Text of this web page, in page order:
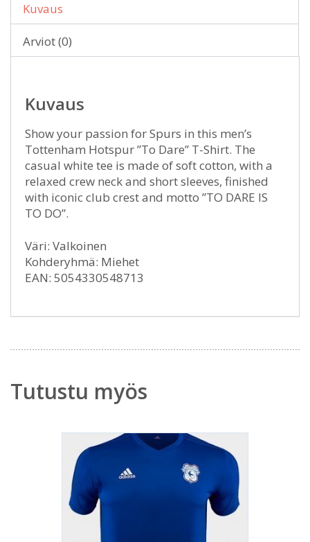
Kuvaus
Arviot (0)
Kuvaus
Show your passion for Spurs in this men’s
Tottenham Hotspur ”To Dare” T-Shirt. The
casual white tee is made of soft cotton, with a
relaxed crew neck and short sleeves, finished
with iconic club crest and motto ”TO DARE IS
TO DO”.
Väri: Valkoinen
Kohderyhmä: Miehet
EAN: 5054330548713
Tutustu myös